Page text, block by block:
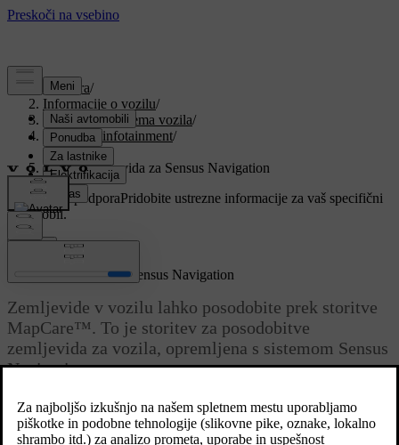
Podpora/
Informacije o vozilu/
Programska oprema vozila/
Zasloni in infotainment/
Sensus/
Prenos zemljevida za Sensus Navigation
Prilagojena podporaPridobite ustrezne informacije za vaš specifični
avtomobil.
Posodobljeno 13. 05. 2025
Prenos zemljevida za Sensus Navigation
Zemljevide v vozilu lahko posodobite prek storitve
MapCare™. To je storitev za posodobitve
zemljevida za vozila, opremljena s sistemom Sensus
Navigation.
Informacije v tem članku so različne glede na model vozila in
modelno leto, zato preberite razdelek, ki se nanaša na vaše vozilo.